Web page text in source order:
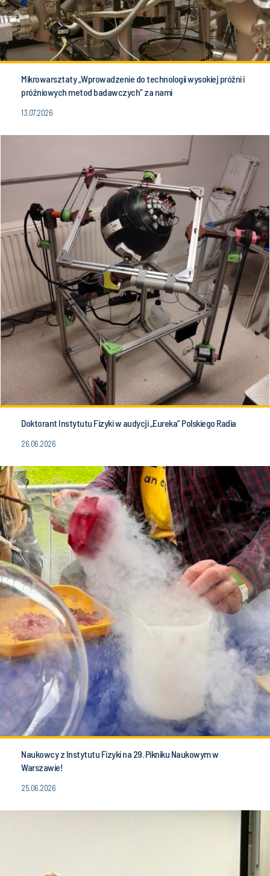
Mikrowarsztaty „Wprowadzenie do technologii wysokiej próżni i
próżniowych metod badawczych” za nami
13.07.2026
Doktorant Instytutu Fizyki w audycji „Eureka” Polskiego Radia
26.06.2026
Naukowcy z Instytutu Fizyki na 29. Pikniku Naukowym w
Warszawie!
25.06.2026